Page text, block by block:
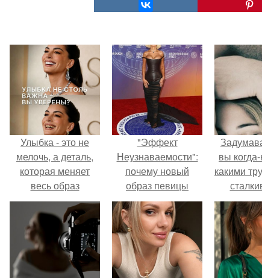
Улыбка - это не
мелочь, а деталь,
которая меняет
весь образ
человека.
"Эффект
Неузнаваемости":
почему новый
образ певицы
вызвал споры о
гранях
возможного?
вы
какими